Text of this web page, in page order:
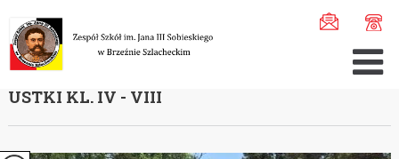
Dzień Dziecka - wyci ...
DZIEŃ DZIECKA - WYCIECZKA DO SŁUPSKA I
USTKI KL. IV - VIII